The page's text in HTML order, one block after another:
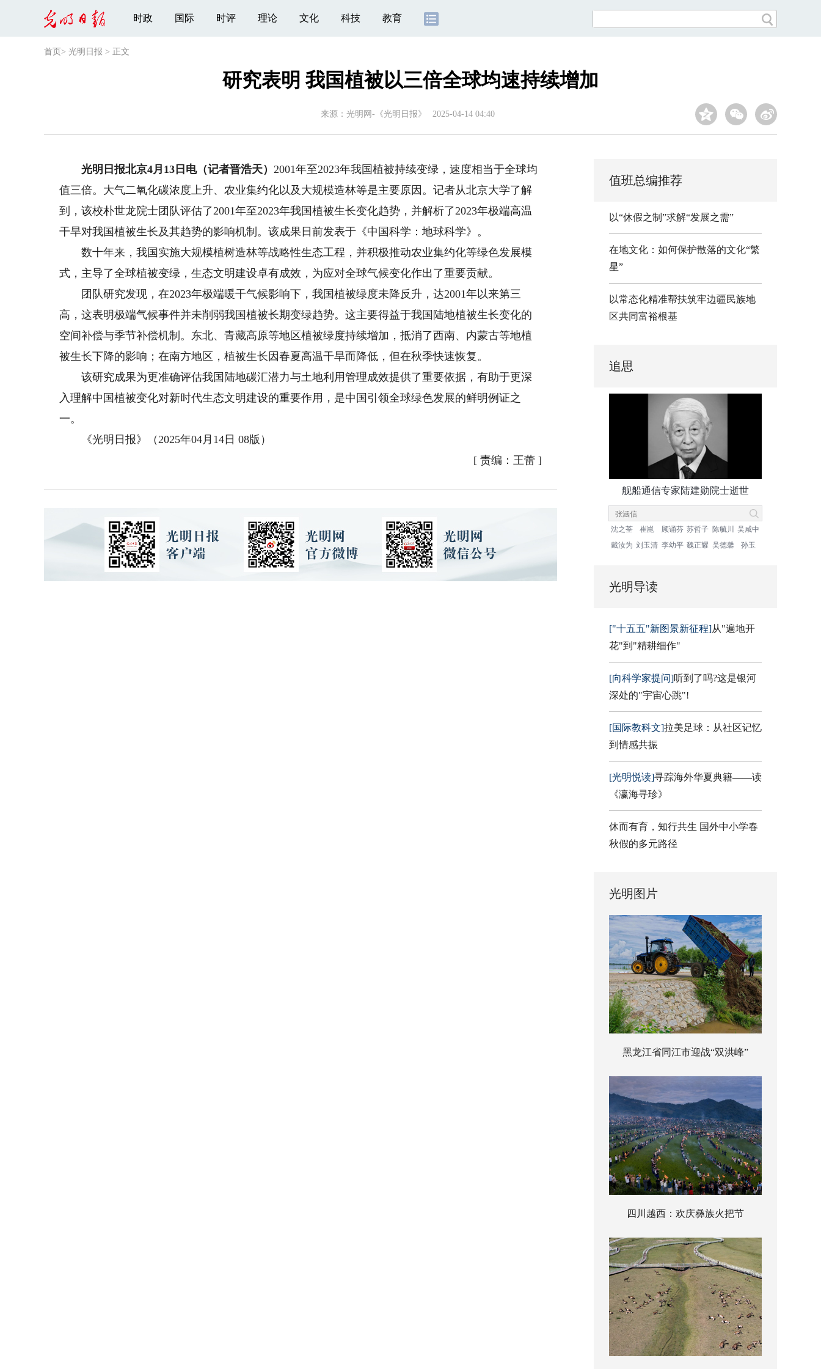
时政 国际 时评 理论 文化 科技 教育
首页 > 光明日报 > 正文
研究表明 我国植被以三倍全球均速持续增加
来源： 光明网-《光明日报》 2025-04-14 04:40
光明日报北京4月13日电（记者晋浩天）2001年至2023年我国植被持续变绿，速度相当于全球均
值三倍。大气二氧化碳浓度上升、农业集约化以及大规模造林等是主要原因。记者从北京大学了解
到，该校朴世龙院士团队评估了2001年至2023年我国植被生长变化趋势，并解析了2023年极端高温
干旱对我国植被生长及其趋势的影响机制。该成果日前发表于《中国科学：地球科学》。
数十年来，我国实施大规模植树造林等战略性生态工程，并积极推动农业集约化等绿色发展模
式，主导了全球植被变绿，生态文明建设卓有成效，为应对全球气候变化作出了重要贡献。
团队研究发现，在2023年极端暖干气候影响下，我国植被绿度未降反升，达2001年以来第三
高，这表明极端气候事件并未削弱我国植被长期变绿趋势。这主要得益于我国陆地植被生长变化的
空间补偿与季节补偿机制。东北、青藏高原等地区植被绿度持续增加，抵消了西南、内蒙古等地植
被生长下降的影响；在南方地区，植被生长因春夏高温干旱而降低，但在秋季快速恢复。
该研究成果为更准确评估我国陆地碳汇潜力与土地利用管理成效提供了重要依据，有助于更深
入理解中国植被变化对新时代生态文明建设的重要作用，是中国引领全球绿色发展的鲜明例证之
一。
《光明日报》（2025年04月14日 08版）
[ 责编：王蕾]
值班总编推荐
以“休假之制”求解“发展之需”
在地文化：如何保护散落的文化“繁
星”
以常态化精准帮扶筑牢边疆民族地
区共同富裕根基
追思
舰船通信专家陆建勋院士逝世
沈之荃 崔崑 顾诵芬 苏哲子 陈毓川
吴咸中
戴汝为 刘玉清 李幼平 魏正耀 吴德馨 孙玉
光明导读
["十五五"新图景新征程]从"遍地开
花"到"精耕细作"
[向科学家提问]听到了吗?这是银河
深处的"宇宙心跳"!
[国际教科文]拉美足球：从社区记忆
到情感共振
[光明悦读]寻踪海外华夏典籍——读
《瀛海寻珍》
休而有育，知行共生 国外中小学春
秋假的多元路径
光明图片
黑龙江省同江市迎战“双洪峰”
四川越西：欢庆彝族火把节